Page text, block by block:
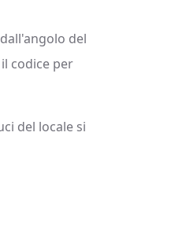
del
codice per
del locale si